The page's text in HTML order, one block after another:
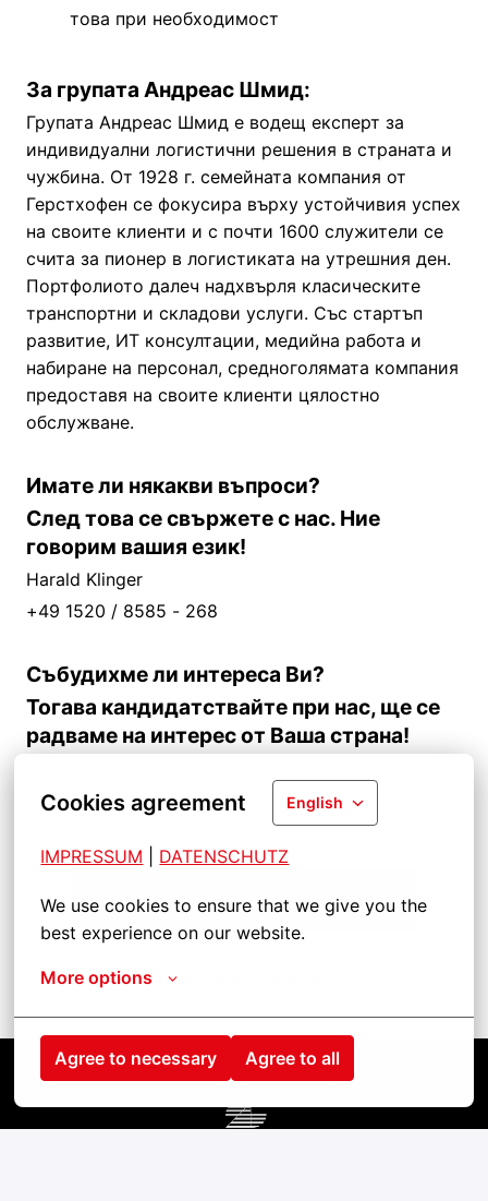
Cookies agreement English
IMPRESSUM DATENSCHUTZ
We use cookies to ensure that we give you the
best experience on our website.
More options
Agree to necessary Agree to all
това при необходимост
За групата Андреас Шмид:
Групата Андреас Шмид е водещ експерт за
индивидуални логистични решения в страната и
чужбина. От 1928 г. семейната компания от
Герстхофен се фокусира върху устойчивия успех
на своите клиенти и с почти 1600 служители се
счита за пионер в логистиката на утрешния ден.
Портфолиото далеч надхвърля класическите
транспортни и складови услуги. Със стартъп
развитие, ИТ консултации, медийна работа и
набиране на персонал, средноголямата компания
предоставя на своите клиенти цялостно
обслужване.
Имате ли някакви въпроси?
След това се свържете с нас. Ние
говорим вашия език!
Harald Klinger
+49 1520 / 8585 - 268
Събудихме ли интереса Ви?
Тогава кандидатствайте при нас, ще се
радваме на интерес от Ваша страна!
Кандидатствайте
Разделяне на работа